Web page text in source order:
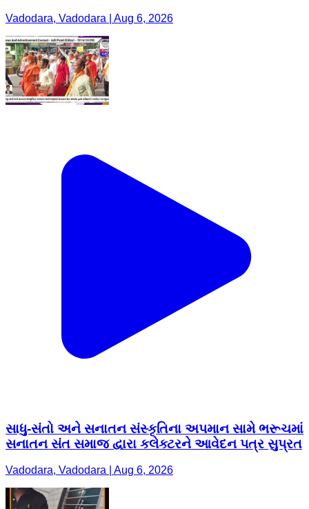
Vadodara, Vadodara | Aug 6, 2026
સાધુ-સંતો અને સનાતન સંસ્કૃતિના અપમાન સામે ભરૂચમાં
સનાતન સંત સમાજ દ્વારા કલેક્ટરને આવેદન પત્ર સુપ્રત
Vadodara, Vadodara | Aug 6, 2026